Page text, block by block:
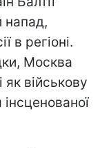
в регіоні.
Москва
військову